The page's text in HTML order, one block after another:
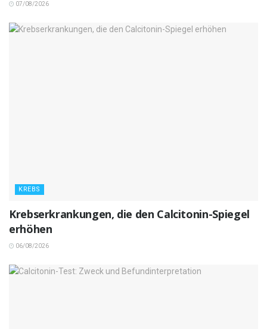
07/08/2026
KREBS
Krebserkrankungen, die den Calcitonin-Spiegel
erhöhen
06/08/2026